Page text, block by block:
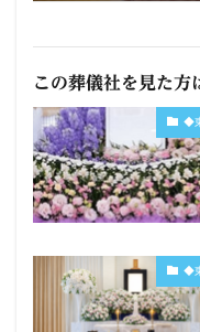
この葬儀社を見た方
◆
◆